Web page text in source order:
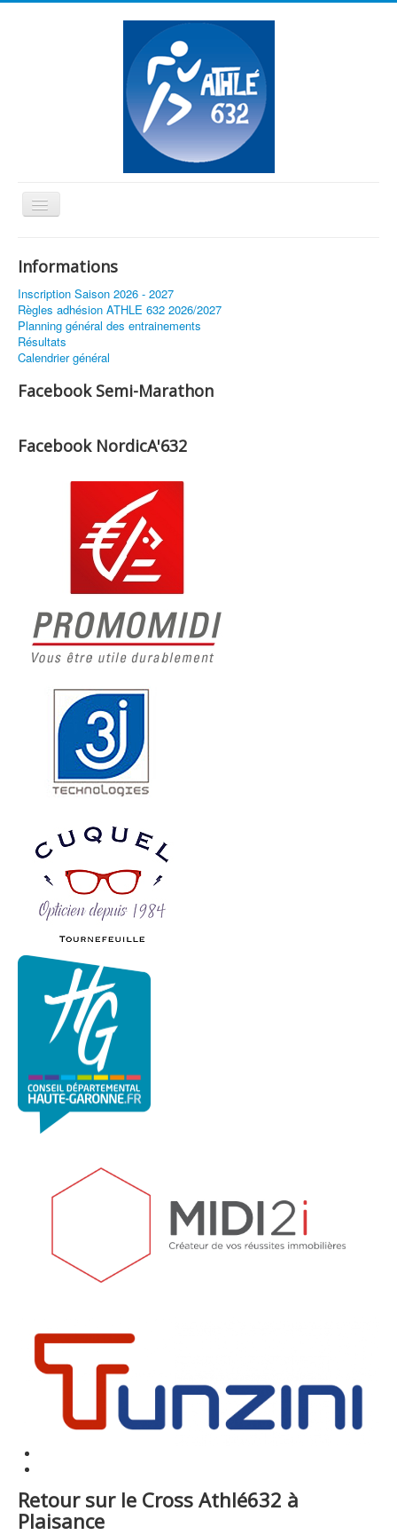
Basculer
la
Vous êtes ici :
Retour sur le Cross Athlé632 à Plaisance
Informations
Inscription Saison 2026 - 2027
Règles adhésion ATHLE 632 2026/2027
Planning général des entrainements
Résultats
Calendrier général
Facebook Semi-Marathon
Facebook NordicA'632
Retour sur le Cross Athlé632 à
Plaisance